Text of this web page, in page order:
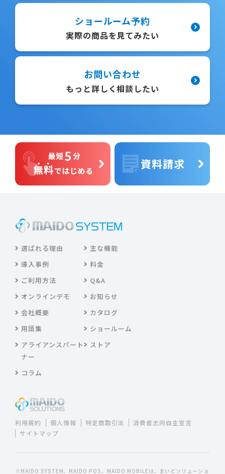
ショールーム予約
実際の商品を見てみたい
お問い合わせ
もっと詳しく相談したい
選ばれる理由
主な機能
導入事例
料金
ご利用方法
Q&A
オンラインデモ
お知らせ
会社概要
カタログ
用語集
ショールーム
アライアンスパート
ナー
ストア
コラム
利用規約 個人情報 特定商取引法
消費者志向自主宣言
サイトマップ
※MAIDO SYSTEM、MAIDO POS、MAIDO MOBILEは、まいどソリューショ